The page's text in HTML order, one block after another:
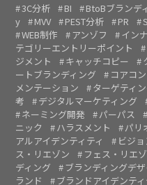
3C分析 BI BtoBブランデ
y
MVV PEST分析 PR
WEB制作
アンゾフ イン
テゴリーエントリーポイント
ジメント
キャッチコピー
ートブランディング
コアコ
メンテーション
ターゲティ
考
デジタルマーケティング
ネーミング開発
パーパス
ニック
ハラスメント パリ
アルアイデンティティ
ビジョ
ス・リエゾン
フェス・リエ
ディング
ブランディングデ
ランド
ブランドアイデンティ